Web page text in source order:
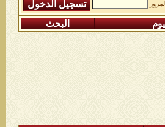
البحث